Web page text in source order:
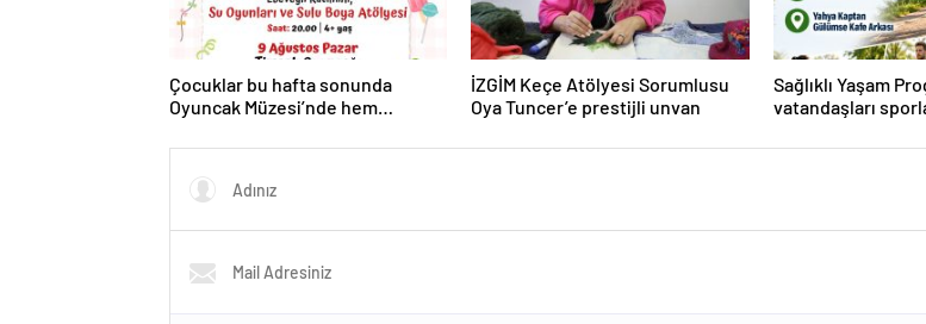
Çocuklar bu hafta sonunda
Oyuncak Müzesi’nde hem
İZGİM Keçe Atölyesi Sorumlusu
Oya Tuncer’e prestijli unvan
Sağlıklı Yaşam
vatandaşları